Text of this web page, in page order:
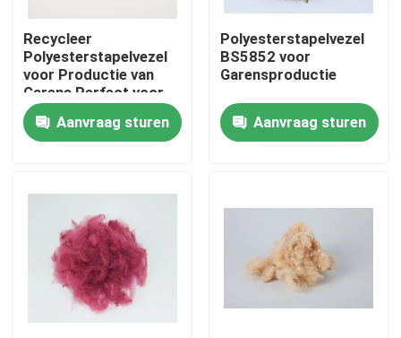
Producten
Over ons
Fabrieksreis
Recycleer
Polyesterstapelvezel
voor Productie van
Garens Perfect voor
het Spinnen
Aanvraag sturen
Polyesterstapelvezel
BS5852 voor
Garensproductie
Aanvraag sturen